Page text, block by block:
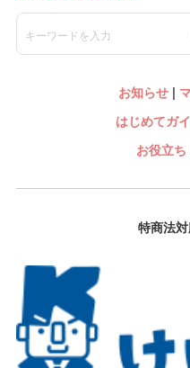
お知らせ|
はじめてガ
お役立ち
特商法